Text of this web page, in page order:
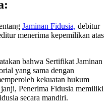
Jaminan Fidusia, debitur
menerima kepemilikan atas
bahwa Sertifikat Jaminan
yang sama dengan
kekuatan hukum
Penerima Fidusia memiliki
secara mandiri.